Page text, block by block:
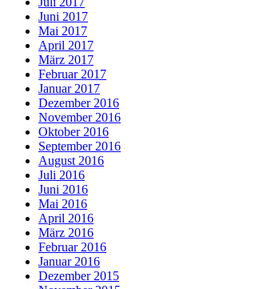
Juni 2017
Mai 2017
April 2017
März 2017
Februar 2017
Januar 2017
Dezember 2016
November 2016
Oktober 2016
September 2016
August 2016
Juli 2016
Juni 2016
Mai 2016
April 2016
März 2016
Februar 2016
Januar 2016
Dezember 2015